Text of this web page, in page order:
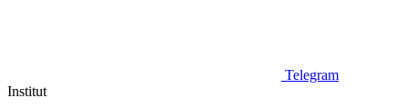
Telegram
Institut